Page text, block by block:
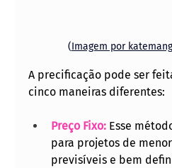
(Imagem por
A precificação pode ser
cinco maneiras diferentes:
Preço Fixo: Esse
para projetos de
previsíveis e bem